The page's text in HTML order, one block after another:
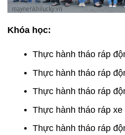
Khóa học:
Thực hành tháo ráp
Thực hành tháo ráp
Thực hành tháo ráp
Thực hành tháo ráp xe
Thực hành tháo ráp